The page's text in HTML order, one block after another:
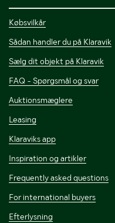
Købsvilkår
Sådan handler du på Klaravik
Sælg dit objekt på Klaravik
FAQ - Spørgsmål og svar
Auktionsmæglere
Leasing
Klaraviks app
Inspiration og artikler
Frequently asked questions
For international buyers
Efterlysning